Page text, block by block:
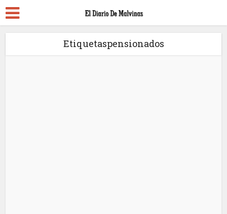
Etiquetaspensionados